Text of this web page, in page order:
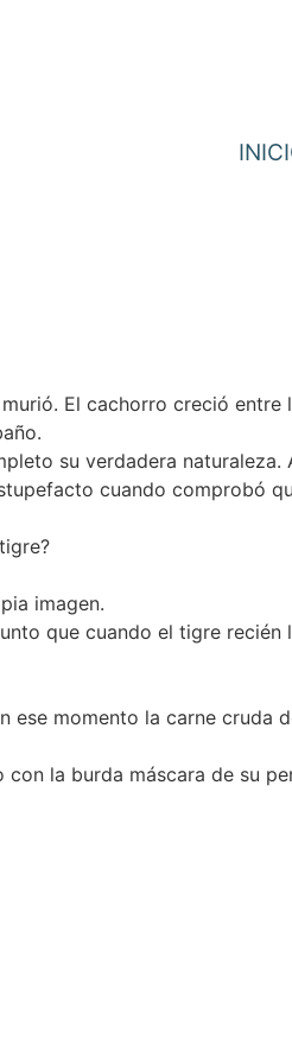
El cachorro creció
su verdadera naturaleza.
cuando comprobó
imagen.
que cuando el tigre
ese momento la carne
la burda máscara de su